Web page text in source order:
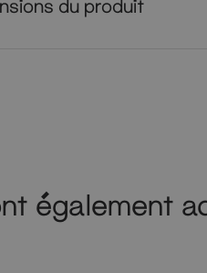
du produit
également